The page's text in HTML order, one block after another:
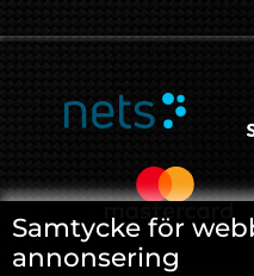
Samtycke för
annonsering